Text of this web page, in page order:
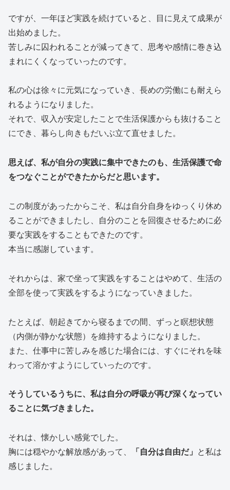
ですが、一年ほど実践を続けていると、目に見えて成果が
出始めました。
苦しみに囚われることが減ってきて、思考や感情に巻き込
まれにくくなっていったのです。
私の心は徐々に元気になっていき、長めの労働にも耐えら
れるようになりました。
それで、収入が安定したことで生活保護からも抜けること
にでき、暮らし向きもだいぶ立て直せました。
思えば、私が自分の実践に集中できたのも、生活保護で命
をつなぐことができたからだと思います。
この制度があったからこそ、私は自分自身をゆっくり休め
ることができましたし、自分のことを回復させるために必
要な実践をすることもできたのです。
本当に感謝しています。
それからは、家で坐って実践をすることはやめて、生活の
全部を使って実践をするようになっていきました。
たとえば、朝起きてから寝るまでの間、ずっと瞑想状態
（内側が静かな状態）を維持するようになりました。
また、仕事中に苦しみを感じた場合には、すぐにそれを味
わって溶かすようにしていったのです。
そうしているうちに、私は自分の呼吸が再び深くなってい
ることに気づきました。
それは、懐かしい感覚でした。
胸には穏やかな解放感があって、
「自分は自由だ」
と私は
感じました。